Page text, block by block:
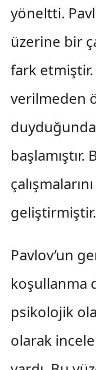
yöneltti.
üzerine bir
fark
verilmeden
duyduğunda
geliştirmiştir.
Pavlov’un
koşullanma
psikolojik
olarak